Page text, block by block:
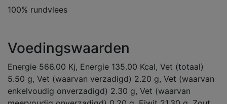
100% rundvlees
Voedingswaarden
Energie 566.00 Kj, Energie 135.00 Kcal, Vet (totaal)
5.50 g, Vet (waarvan verzadigd) 2.20 g, Vet (waarvan
enkelvoudig onverzadigd) 2.30 g, Vet (waarvan